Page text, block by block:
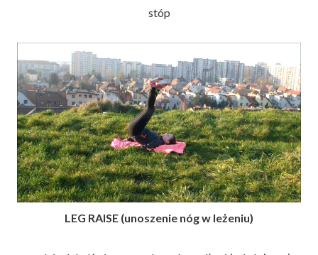
stóp
LEG RAISE (unoszenie nóg w leżeniu)